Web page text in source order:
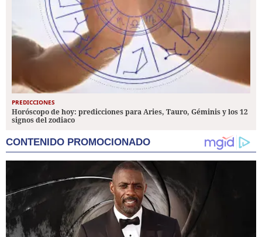
PREDICCIONES
Horóscopo de hoy: predicciones para Aries, Tauro, Géminis y los 12
signos del zodiaco
CONTENIDO PROMOCIONADO